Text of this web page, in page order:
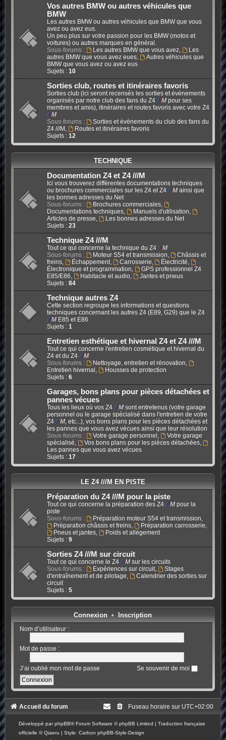
Vos autres BMW ou autres véhicules que
BMW
Les autres BMW ou autres véhicules que BMW que vous
avez ou avez eus.
Un peu plus sur votre passion pour les BMW (motos et
voitures) ou autres marques en général.
Sous-forums :
Les autres BMW que vous avez,
Les
autres BMW que vous avez eues,
Autres véhicules que
BMW que vous avez ou avez eus
Sujets : 10
Sorties club, routes et itinéraires favoris
Sorties club (ici seront recensés les sorties et évènements
organisés par notre club des fans du Z4///Mpour ses
membres et amis), itinéraires et routes favoris avec votre Z4
///M
Sous-forums :
Sorties et évènements du club des fans du
Z4 ///M ,
Routes et itinéraires favoris
Sujets : 12
TECHNIQUE
Documentation Z4 et Z4 ///M
Ici vous trouverez différentes documentations techniques
ou brochures commerciales sur les Z4 et Z4///Mainsi que
les bonnes adresses du Net
Sous-forums :
Brochures commerciales,
Documentations techniques, Manuels d'utilisation,
Articles de presse,
Les bonnes adresses du Net
Sujets : 23
Technique Z4 ///M
Tout ce qui concerne la technique du Z4///M
Sous-forums :
Moteur S54 et transmission,
Châssis et
freins, Échappement, Carrosserie, Électricité,
Électronique et programmation,
GPS professionnel Z4
E85/E86, Habitacle et audio,
Jantes et pneus
Sujets : 84
Technique autres Z4
Cette section regroupe les informations et questions
techniques concernant les autres Z4 (E89, G29) que le Z4
///ME85 et E86
Sujets : 1
Entretien esthétique et hivernal Z4 et Z4 ///M
Tout ce qui concerne l'entretien cosmétique et hivernal du
Z4 et du Z4///M
Sous-forums :
Nettoyage, entretien et rénovation,
Entretien hivernal ,
Housses de protection
Sujets : 6
Garages, bons plans pour pièces détachées et
pannes vécues
Tous les lieux où vos Z4///Msont entretenus (votre garage
personnel ou le garage spécialisé dans l'entretien de votre
Z4///M, etc...), vos bons plans pour les pièces détachées et
les pannes que vous avez vécues ainsi que leur résolution
Sous-forums :
Votre garage personnel ,
Votre garage
spécialisé, Vos bons plans pour les pièces détachées,
Les pannes que vous avez vécues
Sujets : 17
LE Z4 ///M EN PISTE
Préparation du Z4 ///M pour la piste
Tout ce qui concerne la préparation des Z4///Mpour la
piste
Sous-forums :
Préparation moteur S54 et transmission,
Préparation châssis et freins, Préparation carrosserie,
Pneus et jantes,
Poids et allègement
Sujets : 9
Sorties Z4 ///M sur circuit
Tout ce qui concerne le Z4///Msur les circuits
Sous-forums :
Expériences sur circuit,
Stages
d'entraînement et de pilotage,
Calendrier des sorties sur
circuit
Sujets : 5
Connexion • Inscription
Nom d’utilisateur :
Mot de passe :
J’ai oublié mon mot de passe Se souvenir de moi
Accueil du forum Fuseau horaire sur UTC+02:00
Développé parphpBB® Forum Software © phpBB Limited
Traduction française
officielle ©Qiaeru | Style: Carbon phpBB-Style-Design